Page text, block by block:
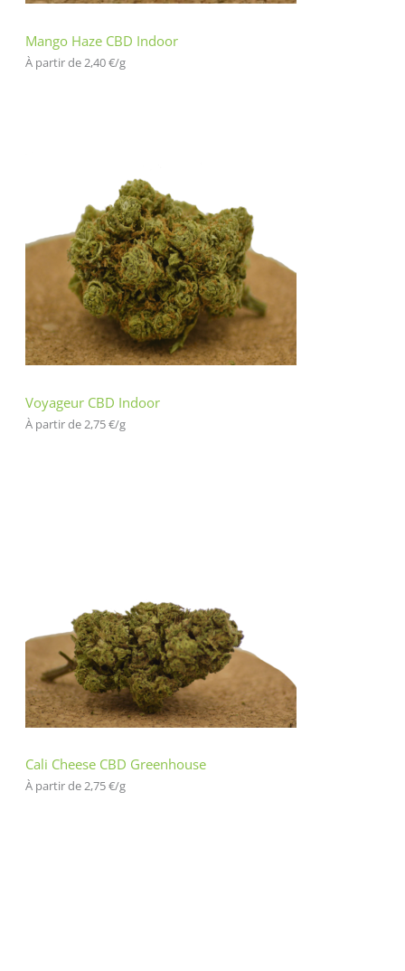
Mango Haze CBD Indoor
À partir de 2,40€/g
Voyageur CBD Indoor
À partir de 2,75€/g
Cali Cheese CBD Greenhouse
À partir de 2,75€/g